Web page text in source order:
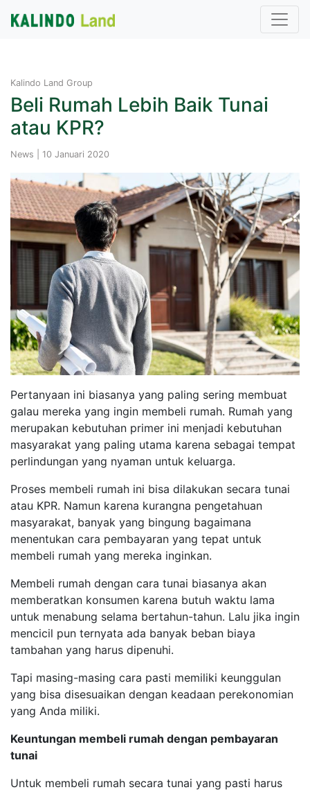
Kalindo Land Group
Beli Rumah Lebih Baik Tunai
atau KPR?
News | 10 Januari 2020
Pertanyaan ini biasanya yang paling sering membuat
galau mereka yang ingin membeli rumah. Rumah yang
merupakan kebutuhan primer ini menjadi kebutuhan
masyarakat yang paling utama karena sebagai tempat
perlindungan yang nyaman untuk keluarga.
Proses membeli rumah ini bisa dilakukan secara tunai
atau KPR. Namun karena kurangna pengetahuan
masyarakat, banyak yang bingung bagaimana
menentukan cara pembayaran yang tepat untuk
membeli rumah yang mereka inginkan.
Membeli rumah dengan cara tunai biasanya akan
memberatkan konsumen karena butuh waktu lama
untuk menabung selama bertahun-tahun. Lalu jika ingin
mencicil pun ternyata ada banyak beban biaya
tambahan yang harus dipenuhi.
Tapi masing-masing cara pasti memiliki keunggulan
yang bisa disesuaikan dengan keadaan perekonomian
yang Anda miliki.
Keuntungan membeli rumah dengan pembayaran
tunai
Untuk membeli rumah secara tunai yang pasti harus